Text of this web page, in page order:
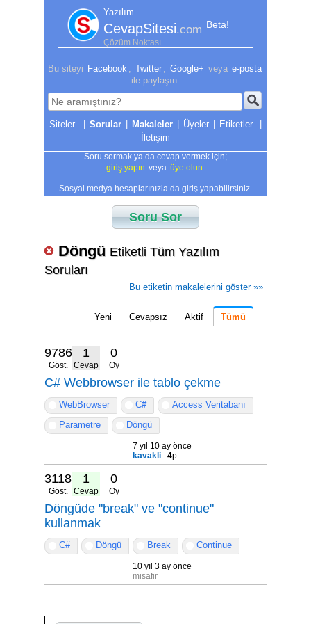
Yazılım.
CevapSitesi.com Beta!
Çözüm Noktası
Bu siteyi Facebook Twitter Google+ veya e-posta
ile paylaşın.
| Sorular | Makaleler | Üyeler | Etiketler
|
İletişim
Soru sormak ya da cevap vermek için;
giriş yapın veya üye olun
Sosyal medya hesaplarınızla da giriş yapabilirsiniz.
Soru Sor
Döngü Etiketli Tüm Yazılım
Soruları
Bu etiketin makalelerini göster »»
Yeni Cevapsız Aktif Tümü
9786
Göst.
1
Cevap
0
Oy
C# Webbrowser ile tablo çekme
WebBrowser C#
Access Veritabanı
Parametre
Döngü
7 yıl 10 ay önce
kavakli
4p
31180
Göst.
1
Cevap
0
Oy
Döngüde "break" ve "continue"
kullanmak
C# Döngü Break Continue
10 yıl 3 ay önce
misafir